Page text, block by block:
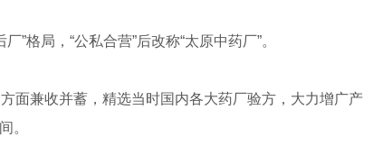
”格局，“公私合营”后改称“太原中药厂”。
面兼收并蓄，精选当时国内各大药厂验方，大力增广产
。